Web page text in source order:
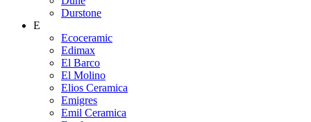
Durstone
E
Ecoceramic
Edimax
El Barco
El Molino
Elios Ceramica
Emigres
Emil Ceramica